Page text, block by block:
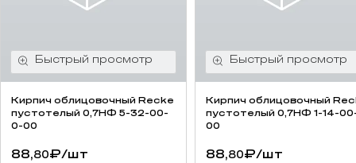
Кирпич облицовочный Recke
пустотелый 0,7НФ 5-32-00-
0-00
88,80₽/шт
Кирпич облицовочный
пустотелый 0,7НФ 1-14-
00
88,80₽/шт